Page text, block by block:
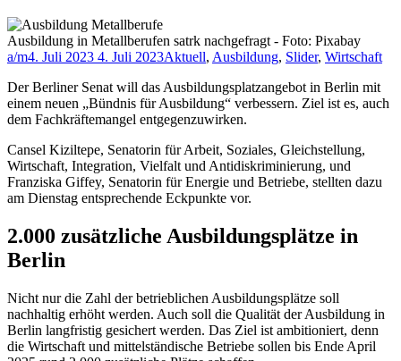
Ausbildung in Metallberufen satrk nachgefragt - Foto: Pixabay
a/m4. Juli 2023 4. Juli 2023Aktuell, Ausbildung, Slider, Wirtschaft
Der Berliner Senat will das Ausbildungsplatzangebot in Berlin mit
einem neuen „Bündnis für Ausbildung“ verbessern. Ziel ist es, auch
dem Fachkräftemangel entgegenzuwirken.
Cansel Kiziltepe, Senatorin für Arbeit, Soziales, Gleichstellung,
Wirtschaft, Integration, Vielfalt und Antidiskriminierung, und
Franziska Giffey, Senatorin für Energie und Betriebe, stellten dazu
am Dienstag entsprechende Eckpunkte vor.
2.000 zusätzliche Ausbildungsplätze in
Berlin
Nicht nur die Zahl der betrieblichen Ausbildungsplätze soll
nachhaltig erhöht werden. Auch soll die Qualität der Ausbildung in
Berlin langfristig gesichert werden. Das Ziel ist ambitioniert, denn
die Wirtschaft und mittelständische Betriebe sollen bis Ende April